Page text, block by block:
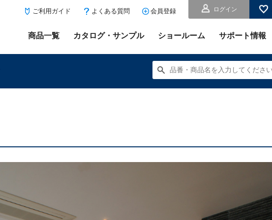
ログイン
ご利用ガイド よくある質問 会員登録
商品一覧 カタログ・サンプル ショールーム サポート情報